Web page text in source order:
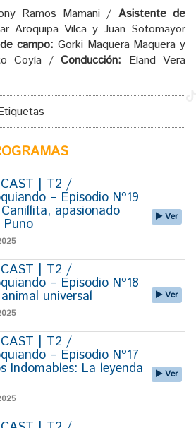
Ramos Mamani / Asistente de
Aroquipa Vilca y Juan Sotomayor
campo: Gorki Maquera Maquera y
Coyla /Conducción: Eland Vera
| T2 /
– Episodio Nº19
apasionado Ver
| T2 /
– Episodio Nº18
universal Ver
| T2 /
– Episodio Nº17
Indomables: La leyenda Ver